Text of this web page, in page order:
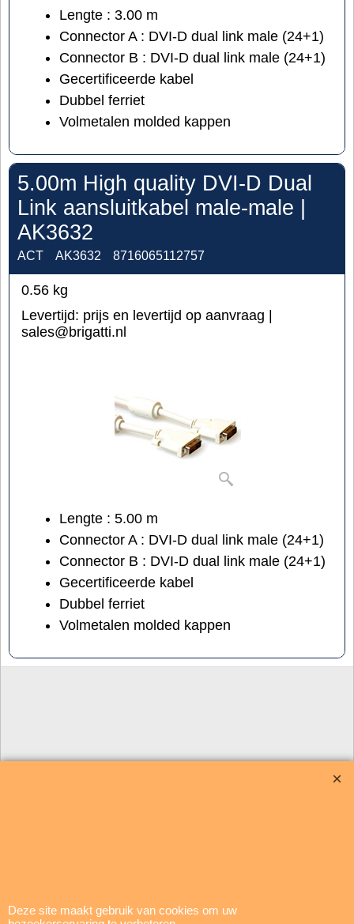
Lengte : 3.00 m
Connector A : DVI-D dual link male (24+1)
Connector B : DVI-D dual link male (24+1)
Gecertificeerde kabel
Dubbel ferriet
Volmetalen molded kappen
5.00m High quality DVI-D Dual
Link aansluitkabel male-male |
AK3632
ACT AK3632 8716065112757
0.56 kg
Levertijd: prijs en levertijd op aanvraag |
sales@brigatti.nl
Lengte : 5.00 m
Connector A : DVI-D dual link male (24+1)
Connector B : DVI-D dual link male (24+1)
Gecertificeerde kabel
Dubbel ferriet
Volmetalen molded kappen
Copyright © 1994-2026
Deze site maakt gebruik van cookies om uw